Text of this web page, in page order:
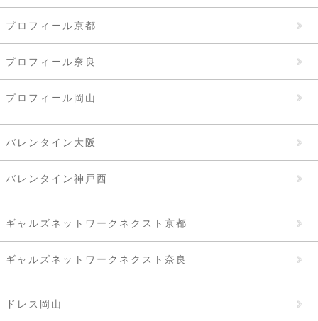
プロフィール京都
プロフィール奈良
プロフィール岡山
バレンタイン大阪
バレンタイン神戸西
ギャルズネットワークネクスト京都
ギャルズネットワークネクスト奈良
ドレス岡山